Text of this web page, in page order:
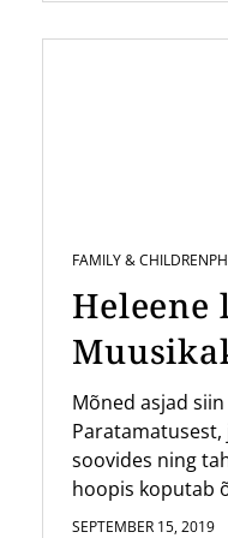
FAMILY & CHILDREN
Mõned asjad
Paratamatusest,
soovides ning
hoopis koputab
SEPTEMBER 15, 2019